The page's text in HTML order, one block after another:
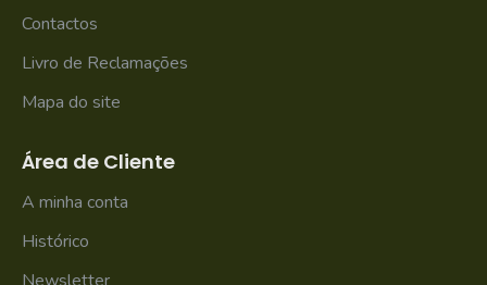
Contactos
Livro de Reclamações
Mapa do site
Área de Cliente
A minha conta
Histórico